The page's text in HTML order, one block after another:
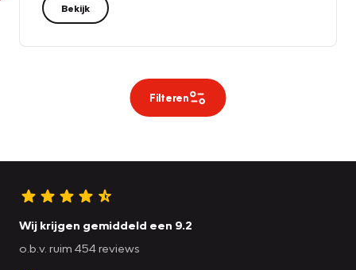
Bekijk
Filteren
Wij krijgen gemiddeld een 9.2
o.b.v. ruim 454 reviews